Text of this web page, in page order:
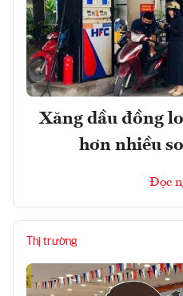
Xăng dầu đồng
hơn nhiều
Đọc
Thị trường